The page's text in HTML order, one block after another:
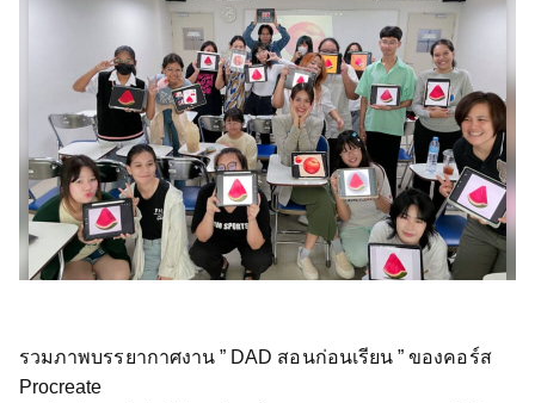
รวมภาพบรรยากาศงาน ” DAD สอนก่อนเรียน ” ของคอร์ส
Procreate